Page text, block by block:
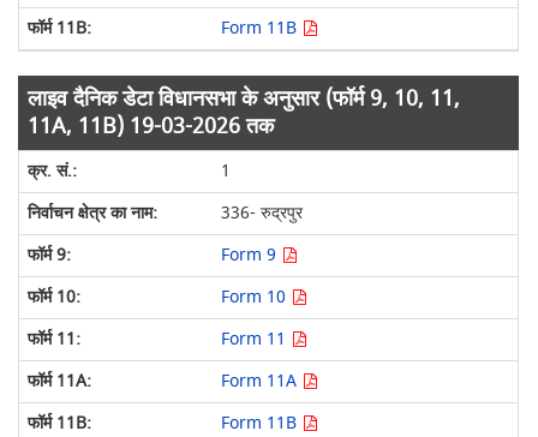
Form 11B
लाइव दैनिक डेटा विधानसभा के अनुसार (फॉर्म 9, 10, 11,
11A, 11B) 19-03-2026 तक
1
336- रुद्रपुर
Form 9
Form 10
Form 11
Form 11A
Form 11B